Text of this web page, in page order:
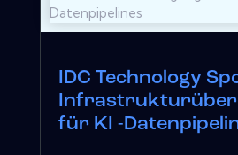
IDC Technology
für KI -